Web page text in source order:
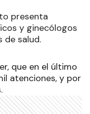
presenta
y ginecólogos
de salud.
que en el último
atenciones, y por